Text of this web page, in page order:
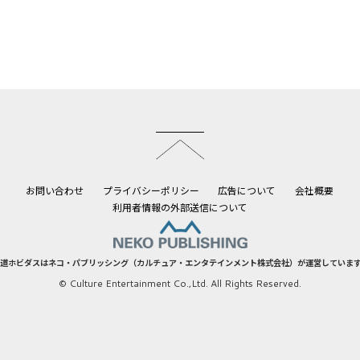
お問い合わせ プライバシーポリシー 広告について
会社概要
利用者情報の外部送信について
ホビダスはネコ・パブリッシング（カルチュア・エンタテインメント株式会社）が運営していま
© Culture Entertainment Co.,Ltd. All Rights Reserved.